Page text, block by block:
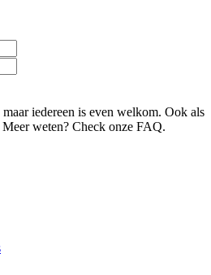
iedereen is even welkom. Ook als
weten? Check onze FAQ.